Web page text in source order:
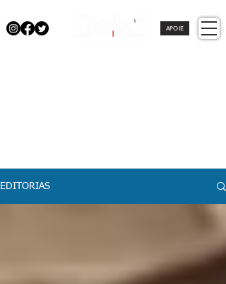
APOIE
EDITORIAS